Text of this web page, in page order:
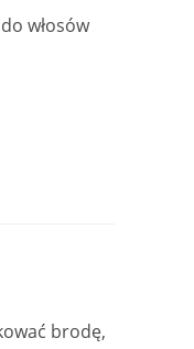
włosów
brodę,